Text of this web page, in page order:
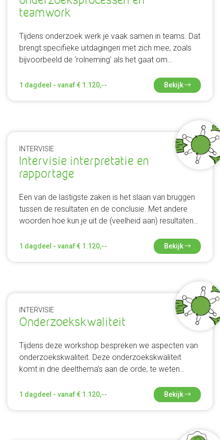
teamwork
Tijdens onderzoek werk je vaak samen in teams. Dat
brengt specifieke uitdagingen met zich mee, zoals
bijvoorbeeld de ‘rolneming’ als het gaat om
communicatie en het schrijven van de rapportage.
1 dagdeel - vanaf € 1.120,-- Bekijk
INTERVISIE
Intervisie interpretatie en
rapportage
Een van de lastigste zaken is het slaan van bruggen
tussen de resultaten en de conclusie. Met andere
woorden hoe kun je uit de (veelheid aan) resultaten
aanbevelingen doen? Neem je vragen en cases
mee; het doel is niet om pasklare oplossingen te
1 dagdeel - vanaf € 1.120,-- Bekijk
INTERVISIE
Onderzoekskwaliteit
Tijdens deze workshop bespreken we aspecten van
onderzoekskwaliteit. Deze onderzoekskwaliteit
komt in drie deelthema’s aan de orde, te weten
onderzoek. Aspecten van onderzoekskwaliteit
kunnen in impact verschillen. Dat hangt af van keuzes
1 dagdeel - vanaf € 1.120,-- Bekijk